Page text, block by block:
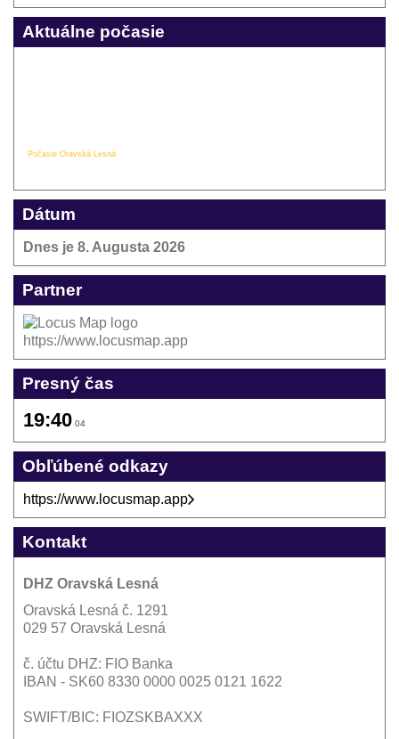
Aktuálne počasie
Počasie Oravská Lesná
Dátum
Dnes je 8. Augusta 2026
Partner
https://www.locusmap.app
Presný čas
19:40 04
Obľúbené odkazy
https://www.locusmap.app
Kontakt
DHZ Oravská Lesná
Oravská Lesná č. 1291
029 57 Oravská Lesná
č. účtu DHZ: FIO Banka
IBAN - SK60 8330 0000 0025 0121 1622
SWIFT/BIC: FIOZSKBAXXX